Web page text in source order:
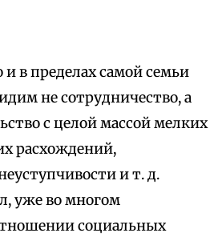
в пределах самой семьи
не сотрудничество, а
с целой массой мелких
расхождений,
и т. д.
уже во многом
социальных